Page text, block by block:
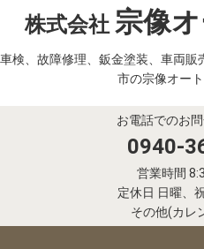
株式会社 宗像
車検、故障修理、鈑金塗装、車両
市の宗像オー
お電話でのお
0940-
営業時間
定休日 日曜、
その他(カレ